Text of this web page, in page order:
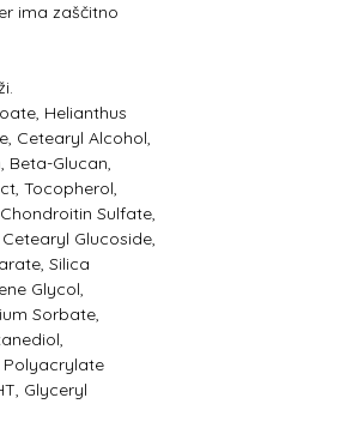
ima zaščitno
Helianthus
Cetearyl Alcohol,
Beta-Glucan,
Tocopherol,
Sulfate,
Glucoside,
Silica
Glycol,
Sorbate,
Polyacrylate
Glyceryl